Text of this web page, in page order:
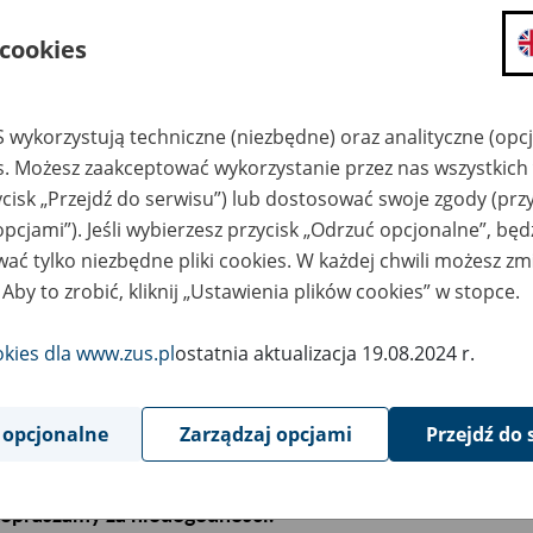
Ubezpieczeń Społecznych uprzejmie informuje, że
problemy dotyczące tworzenia dokumentów
funkcjonalności"Nowy komplet
miesiąca"dostępnej w kreatorze obsługi
naprawy oprogramowania, w celu utworzenia
za kolejny okres rozliczeniowy, zalecamy
komplet rozliczeniowy", która dostępna jest również
opis funkcjonalności, można uzyskać w
beta.zus.pl/portal/pomoc/
o przywróceniu pełnej funkcjonalności
za niedogodności.
wykorzystują techniczne (niezbędne) oraz analityczne
Możesz zaakceptować wykorzystanie przez nas
„Przejdź do serwisu”) lub dostosować swoje zgody
Jeśli wybierzesz przycisk „Odrzuć opcjonalne”,
tylko niezbędne pliki cookies. W każdej chwili możesz
to zrobić, kliknij „Ustawienia plików cookies” w stopce.
dla www.zus.plostatnia aktualizacja 19.08.2024 r.
Zarządzaj opcjami Przejdź do